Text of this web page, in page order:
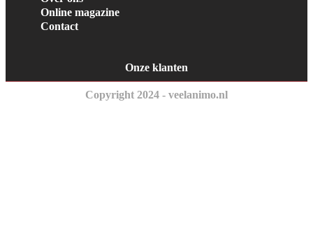
Online magazine
Contact
Onze klanten
Copyright 2024 - veelanimo.nl